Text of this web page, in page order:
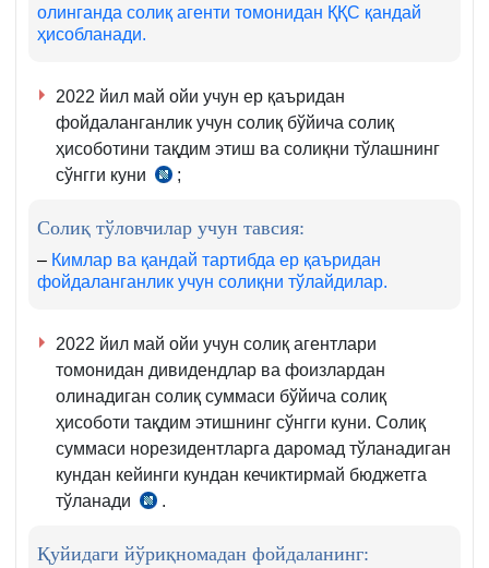
олинганда солиқ агенти томонидан ҚҚС қандай
ҳисобланади.
2022 йил май ойи учун ер қаъридан
фойдаланганлик учун солиқ бўйича солиқ
ҳисоботини тақдим этиш ва солиқни тўлашнинг
сўнгги куни
СК
м.
3-
4-
;
Солиқ тўловчилар учун тавсия:
– Кимлар ва қандай тартибда ер қаъридан
фойдаланганлик учун солиқни тўлайдилар.
2022 йил май ойи учун солиқ агентлари
томонидан дивидендлар ва фоизлардан
олинадиган солиқ суммаси бўйича солиқ
ҳисоботи тақдим этишнинг сўнгги куни. Солиқ
суммаси норезидентларга даромад тўланадиган
кундан кейинги кундан кечиктирмай бюджетга
тўланади
СК
м.
.
Қуйидаги йўриқномадан фойдаланинг: